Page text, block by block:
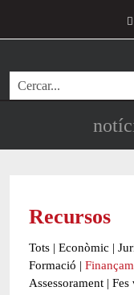
Cerca
Recursos
Tots | Econòmic |
Formació |
Assessorament | Fes